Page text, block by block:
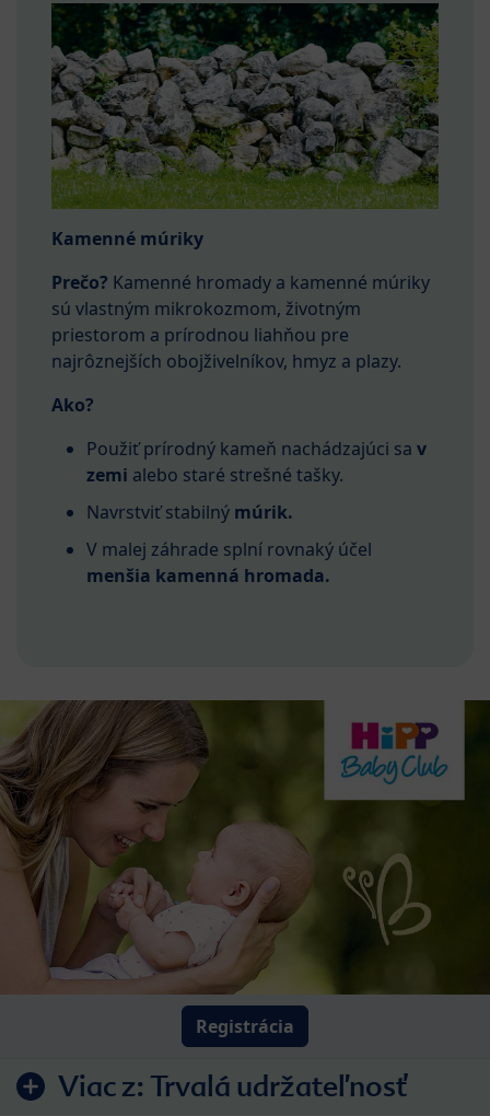
Kamenné múriky
Prečo? Kamenné hromady a kamenné múriky
sú vlastným mikrokozmom, životným
priestorom a prírodnou liahňou pre
najrôznejších obojživelníkov, hmyz a plazy.
Ako?
Použiť prírodný kameň nachádzajúci sa v
zemi alebo staré strešné tašky.
Navrstviť stabilný múrik.
V malej záhrade splní rovnaký účel
menšia kamenná hromada.
Registrácia
Viac z: Trvalá udržateľnosť